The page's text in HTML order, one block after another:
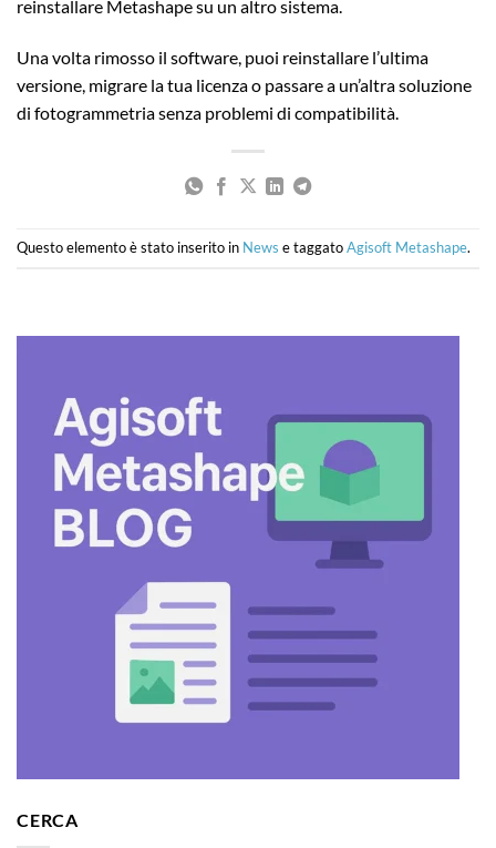
reinstallare Metashape su un altro sistema.
Una volta rimosso il software, puoi reinstallare l’ultima
versione, migrare la tua licenza o passare a un’altra soluzione
di fotogrammetria senza problemi di compatibilità.
Questo elemento è stato inserito in News e taggatoAgisoft Metashape.
CERCA